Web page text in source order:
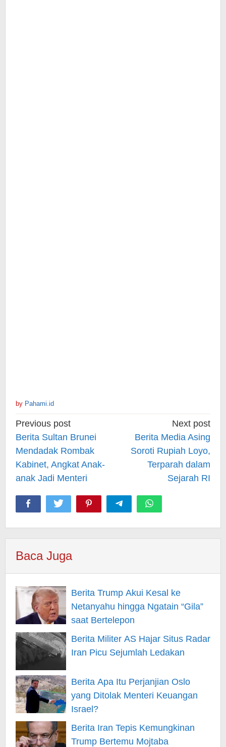
by Pahami.id
Post
navigation
Previous post
Berita Sultan Brunei
Mendadak Rombak
Kabinet, Angkat Anak-
anak Jadi Menteri
Next post
Berita Media Asing
Soroti Rupiah Loyo,
Terparah dalam
Sejarah RI
Baca Juga
Berita Trump Akui Kesal ke
Netanyahu hingga Ngatain “Gila”
saat Bertelepon
Berita Militer AS Hajar Situs Radar
Iran Picu Sejumlah Ledakan
Berita Apa Itu Perjanjian Oslo
yang Ditolak Menteri Keuangan
Israel?
Berita Iran Tepis Kemungkinan
Trump Bertemu Mojtaba